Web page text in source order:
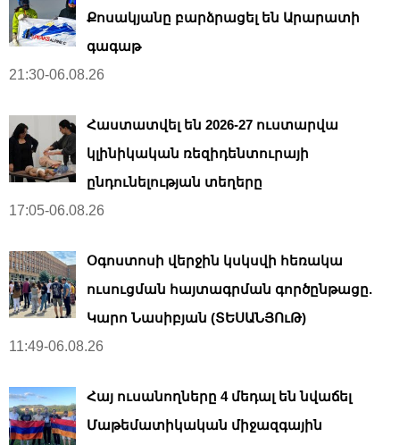
Քոսակյանը բարձրացել են Արարատի
գագաթ
21:30-06.08.26
Հաստատվել են 2026-27 ուստարվա
կլինիկական ռեզիդենտուրայի
ընդունելության տեղերը
17:05-06.08.26
Օգոստոսի վերջին կսկսվի հեռակա
ուսուցման հայտագրման գործընթացը.
Կարո Նասիբյան (ՏԵՍԱՆՅՈւԹ)
11:49-06.08.26
Հայ ուսանողները 4 մեդալ են նվաճել
Մաթեմատիկական միջազգային